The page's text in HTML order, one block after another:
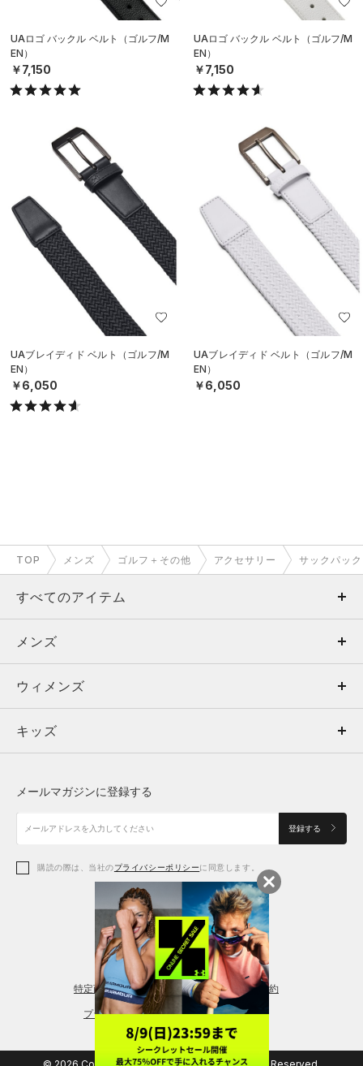
UAロゴ バックル ベルト（ゴルフ/M
EN）
￥7,150
UAロゴ バックル ベルト（ゴルフ/M
EN）
￥7,150
UAブレイディド ベルト（ゴルフ/M
EN）
￥6,050
UAブレイディド ベルト（ゴルフ/M
EN）
￥6,050
TOP メンズ ゴルフ＋その他 アクセサリー サックパッ
すべてのアイテム
メンズ
ウィメンズ
キッズ
アクセサリー
メンズ
トップス
ボトムス
アクセサリー
ウィメンズ
トップス
シューズ
アクセサリー
レギンス＆タイツ
キッズ
シューズ
メールマガジンに登録する
登録する
購読の際は、当社のプライバシーポリシーに同意します。
特定商取引法に基づく通販の表記 会員規約
プライバシーポリシー